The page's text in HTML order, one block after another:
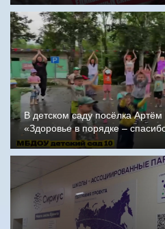
В детском саду посёлка
«Здоровье в порядке –